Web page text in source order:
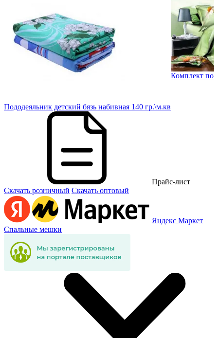
Пододеяльник детский бязь набивная 140 гр.\м.кв
Комплект
Прайс-лист
Скачать розничный Скачать оптовый
Яндекс Маркет
Спальные мешки